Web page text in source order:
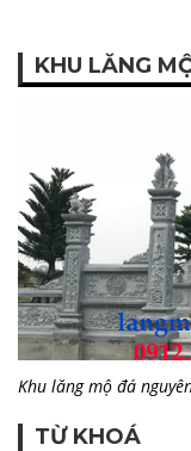
KHU LĂNG
Khu lăng mộ đá
TỪ KHOÁ